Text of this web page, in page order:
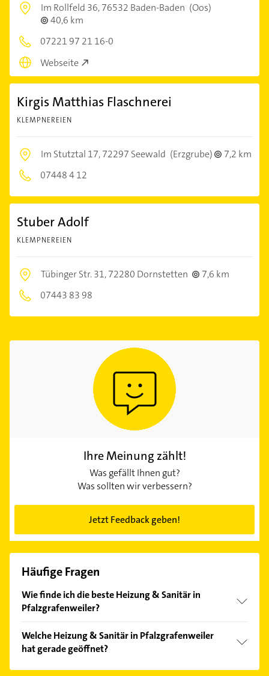
Im Rollfeld 36,76532 Baden-Baden (Oos)
40,6 km
07221 97 21 16-0
Webseite
Kirgis Matthias Flaschnerei
KLEMPNEREIEN
Im Stutztal 17,72297 Seewald (Erzgrube)
7,2 km
07448 4 12
Stuber Adolf
KLEMPNEREIEN
Tübinger Str. 31,72280 Dornstetten
7,6 km
07443 83 98
Ihre Meinung zählt!
Was gefällt Ihnen gut?
Was sollten wir verbessern?
Jetzt Feedback geben!
Häufige Fragen
Wie finde ich die beste Heizung & Sanitär in
Pfalzgrafenweiler?
Kundenmeinungen und profitieren Sie von den
Empfehlungen. Die Suchergebnisse können Sie sich
einfach nachBewertungensortiert anzeigen lassen.
Welche Heizung & Sanitär in Pfalzgrafenweiler
hat gerade geöffnet?
Im Anbieter-Bereich finden Sie alleÖffnungszeiten.